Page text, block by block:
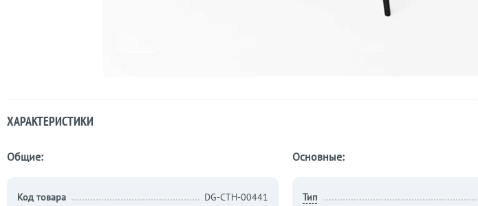
ХАРАКТЕРИСТИКИ
Общие:
Код товара
DG-CTH-00441
Основные:
Тип